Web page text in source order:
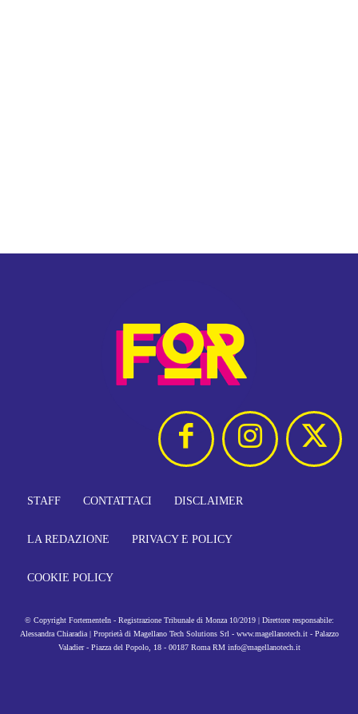
STAFF CONTATTACI DISCLAIMER
LA REDAZIONE PRIVACY E POLICY
COOKIE POLICY
© Copyright FortementeIn - Registrazione Tribunale di Monza 10/2019 | Direttore responsabile:
Alessandra Chiaradia | Proprietà di Magellano Tech Solutions Srl - www.magellanotech.it - Palazzo
Valadier - Piazza del Popolo, 18 - 00187 Roma RM info@magellanotech.it